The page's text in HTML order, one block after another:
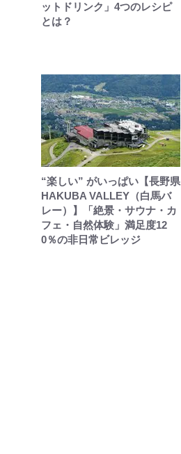
ットドリンク」4つのレシピ
とは？
“楽しい” がいっぱい【長野県
HAKUBA VALLEY（白馬バ
レー）】「絶景・サウナ・カ
フェ・自然体験」満足度12
0％の非日常ビレッジ